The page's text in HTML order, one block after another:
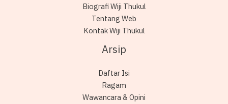
Biografi Wiji Thukul
Tentang Web
Kontak Wiji Thukul
Arsip
Daftar Isi
Ragam
Wawancara & Opini